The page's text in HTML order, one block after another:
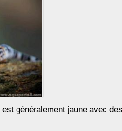
est généralement jaune avec